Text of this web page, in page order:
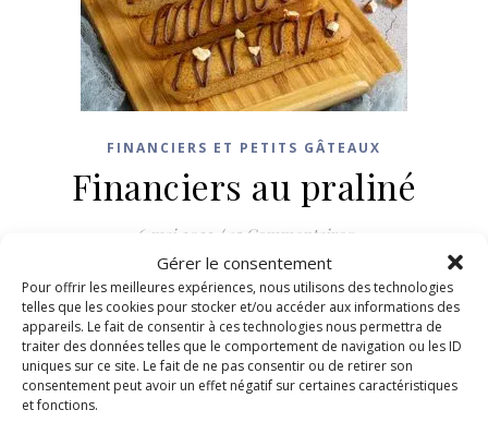
Gérer le consentement
Pour offrir les meilleures expériences, nous utilisons des technologies
telles que les cookies pour stocker et/ou accéder aux informations des
appareils. Le fait de consentir à ces technologies nous permettra de
traiter des données telles que le comportement de navigation ou les ID
uniques sur ce site. Le fait de ne pas consentir ou de retirer son
consentement peut avoir un effet négatif sur certaines caractéristiques
et fonctions.
FINANCIERS ET PETITS GÂTEAUX
Financiers au praliné
6 mai 2022 / 15 Commentaires
LIRE LA SUITE